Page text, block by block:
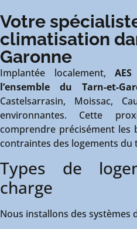
Votre
climatisation
Garonne
Implantée localement,
l’ensemble du Tarn-et-
Castelsarrasin, Moissac,
environnantes. Cette
comprendre précisément les
contraintes des logements du
Types de
charge
Nous installons des systèmes